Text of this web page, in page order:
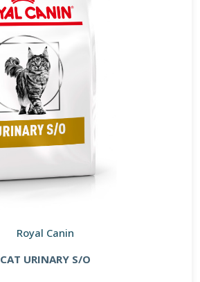
Royal Canin
CAT URINARY S/O